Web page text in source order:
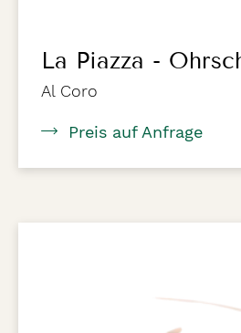
La Piazza -
Al Coro
Preis auf Anfrage